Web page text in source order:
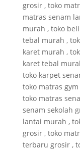
grosir , toko
matras senam
murah , toko
tebal murah ,
karet murah ,
karet tebal
toko karpet
toko matras
toko matras
senam sekolah
lantai murah ,
grosir , toko
terbaru grosir ,